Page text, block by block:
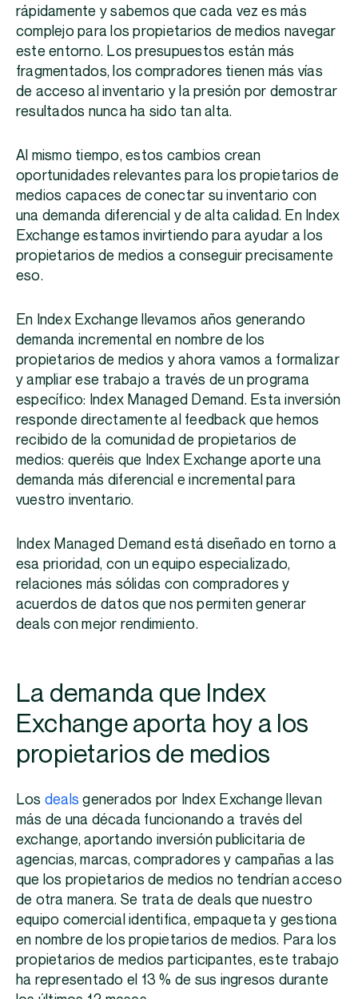
rápidamente y sabemos que cada vez es más
complejo para los propietarios de medios navegar
este entorno. Los presupuestos están más
fragmentados, los compradores tienen más vías
de acceso al inventario y la presión por demostrar
resultados nunca ha sido tan alta.
Al mismo tiempo, estos cambios crean
oportunidades relevantes para los propietarios de
medios capaces de conectar su inventario con
una demanda diferencial y de alta calidad. En Index
Exchange estamos invirtiendo para ayudar a los
propietarios de medios a conseguir precisamente
eso.
En Index Exchange llevamos años generando
demanda incremental en nombre de los
propietarios de medios y ahora vamos a formalizar
y ampliar ese trabajo a través de un programa
específico: Index Managed Demand. Esta inversión
responde directamente al feedback que hemos
recibido de la comunidad de propietarios de
medios: queréis que Index Exchange aporte una
demanda más diferencial e incremental para
vuestro inventario.
Index Managed Demand está diseñado en torno a
esa prioridad, con un equipo especializado,
relaciones más sólidas con compradores y
acuerdos de datos que nos permiten generar
deals con mejor rendimiento.
La demanda que Index
Exchange aporta hoy a los
propietarios de medios
Los deals generados por Index Exchange llevan
más de una década funcionando a través del
exchange, aportando inversión publicitaria de
agencias, marcas, compradores y campañas a las
que los propietarios de medios no tendrían acceso
de otra manera. Se trata de deals que nuestro
equipo comercial identifica, empaqueta y gestiona
en nombre de los propietarios de medios. Para los
propietarios de medios participantes, este trabajo
ha representado el 13 % de sus ingresos durante